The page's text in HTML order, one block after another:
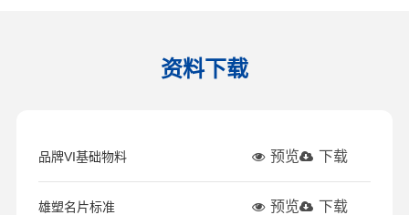
资料下载
品牌VI基础物料 预览 下载
雄塑名片标准 预览 下载